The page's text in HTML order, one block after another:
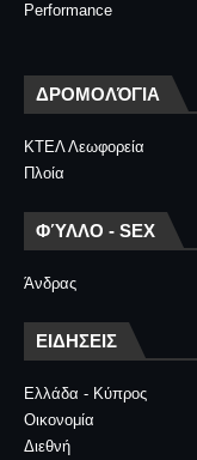
Performance
ΔΡΟΜΟΛΌΓΙΑ
ΚΤΕΛ Λεωφορεία
Πλοία
ΦΎΛΛΟ - SEX
Άνδρας
ΕΙΔΗΣΕΙΣ
Ελλάδα - Κύπρος
Οικονομία
Διεθνή